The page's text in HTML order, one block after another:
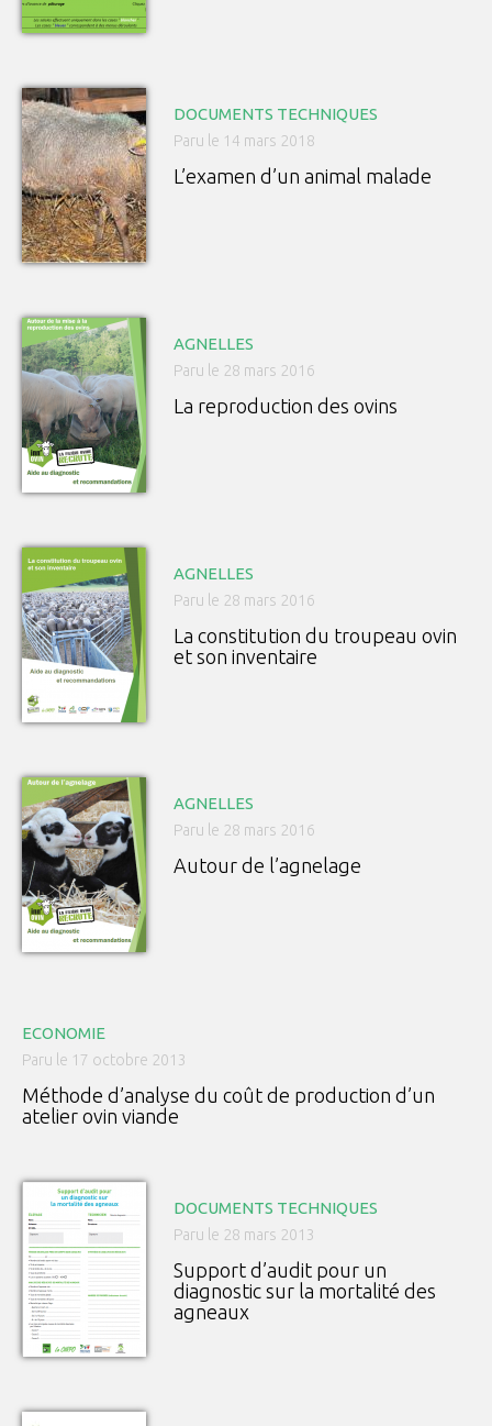
DOCUMENTS TECHNIQUES
Paru le 14 mars 2018
L’examen d’un animal malade
AGNELLES
Paru le 28 mars 2016
La reproduction des ovins
AGNELLES
Paru le 28 mars 2016
La constitution du troupeau ovin
et son inventaire
AGNELLES
Paru le 28 mars 2016
Autour de l’agnelage
ECONOMIE
Paru le 17 octobre 2013
Méthode d’analyse du coût de production d’un
atelier ovin viande
DOCUMENTS TECHNIQUES
Paru le 28 mars 2013
Support d’audit pour un
diagnostic sur la mortalité des
agneaux